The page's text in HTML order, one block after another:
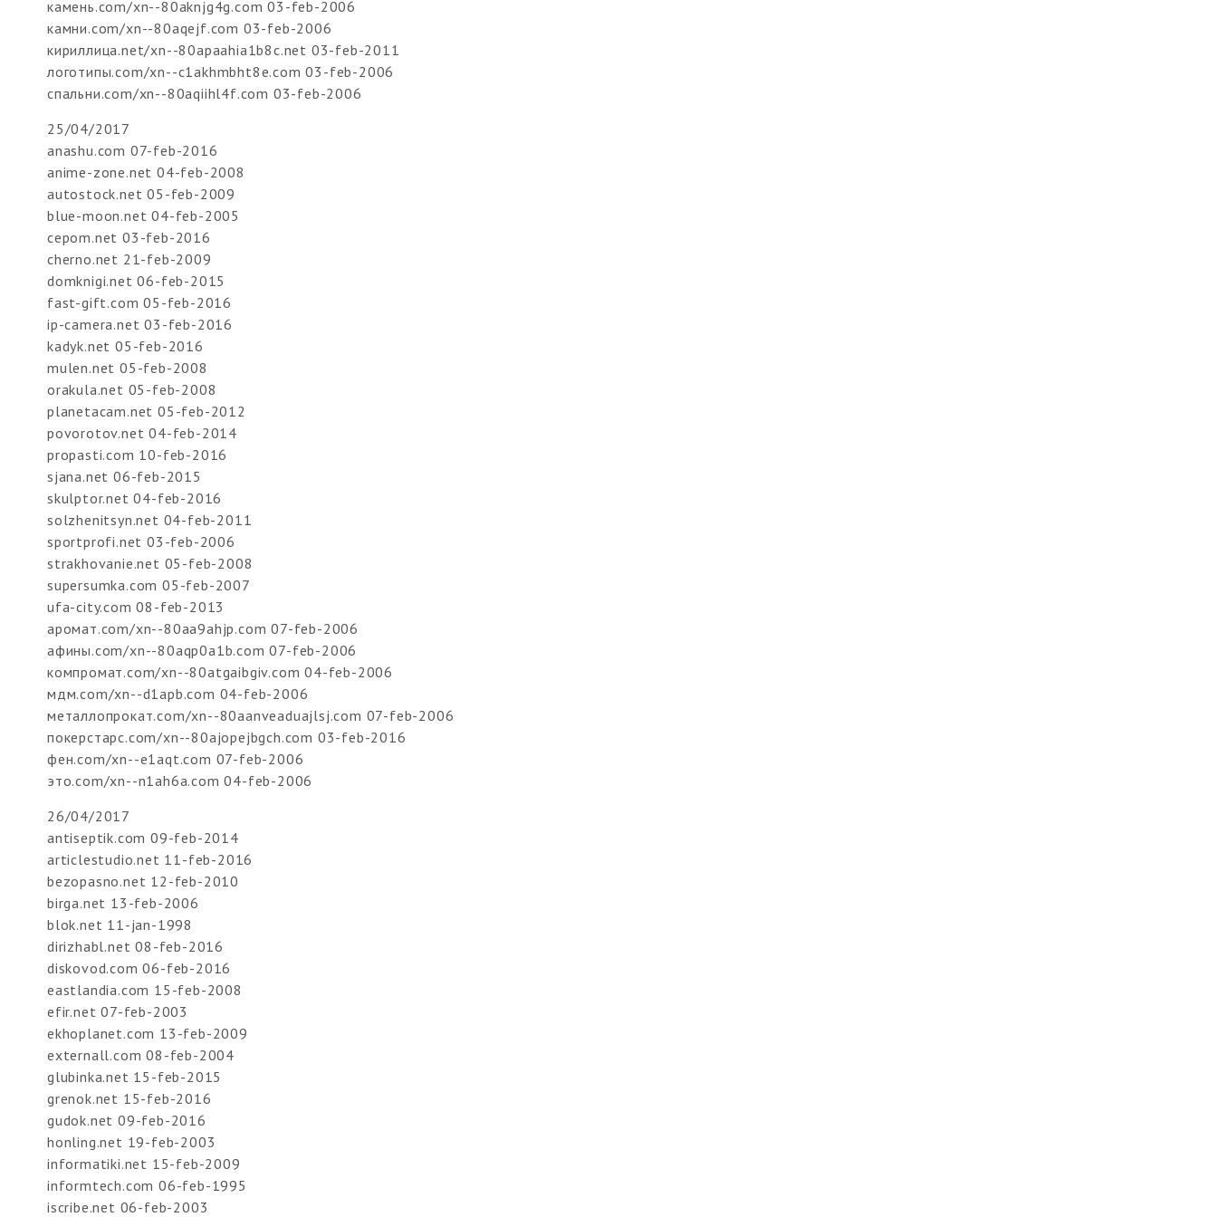
камень.com/xn--80aknjg4g.com 03-feb-2006
камни.com/xn--80aqejf.com 03-feb-2006
кириллица.net/xn--80apaahia1b8c.net 03-feb-2011
логотипы.com/xn--c1akhmbht8e.com 03-feb-2006
спальни.com/xn--80aqiihl4f.com 03-feb-2006
25/04/2017
anashu.com 07-feb-2016
anime-zone.net 04-feb-2008
autostock.net 05-feb-2009
blue-moon.net 04-feb-2005
cepom.net 03-feb-2016
cherno.net 21-feb-2009
domknigi.net 06-feb-2015
fast-gift.com 05-feb-2016
ip-camera.net 03-feb-2016
kadyk.net 05-feb-2016
mulen.net 05-feb-2008
orakula.net 05-feb-2008
planetacam.net 05-feb-2012
povorotov.net 04-feb-2014
propasti.com 10-feb-2016
sjana.net 06-feb-2015
skulptor.net 04-feb-2016
solzhenitsyn.net 04-feb-2011
sportprofi.net 03-feb-2006
strakhovanie.net 05-feb-2008
supersumka.com 05-feb-2007
ufa-city.com 08-feb-2013
аромат.com/xn--80aa9ahjp.com 07-feb-2006
афины.com/xn--80aqp0a1b.com 07-feb-2006
компромат.com/xn--80atgaibgiv.com 04-feb-2006
мдм.com/xn--d1apb.com 04-feb-2006
металлопрокат.com/xn--80aanveaduajlsj.com 07-feb-2006
покерстарс.com/xn--80ajopejbgch.com 03-feb-2016
фен.com/xn--e1aqt.com 07-feb-2006
это.com/xn--n1ah6a.com 04-feb-2006
26/04/2017
antiseptik.com 09-feb-2014
articlestudio.net 11-feb-2016
bezopasno.net 12-feb-2010
birga.net 13-feb-2006
blok.net 11-jan-1998
dirizhabl.net 08-feb-2016
diskovod.com 06-feb-2016
eastlandia.com 15-feb-2008
efir.net 07-feb-2003
ekhoplanet.com 13-feb-2009
externall.com 08-feb-2004
glubinka.net 15-feb-2015
grenok.net 15-feb-2016
gudok.net 09-feb-2016
honling.net 19-feb-2003
informatiki.net 15-feb-2009
informtech.com 06-feb-1995
iscribe.net 06-feb-2003